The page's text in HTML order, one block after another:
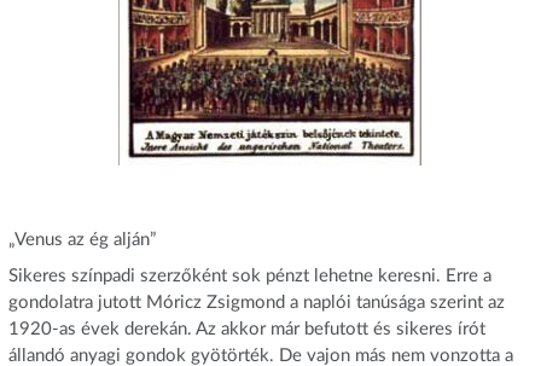
„Venus az ég alján”
Sikeres színpadi szerzőként sok pénzt lehetne keresni. Erre a
gondolatra jutott Móricz Zsigmond a naplói tanúsága szerint az
1920-as évek derekán. Az akkor már befutott és sikeres írót
állandó anyagi gondok gyötörték. De vajon más nem vonzotta a